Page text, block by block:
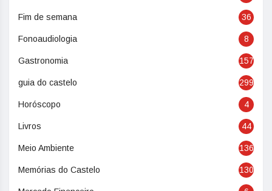
Fim de semana 36
Fonoaudiologia 8
Gastronomia 157
guia do castelo 299
Horóscopo 4
Livros 44
Meio Ambiente 136
Memórias do Castelo 130